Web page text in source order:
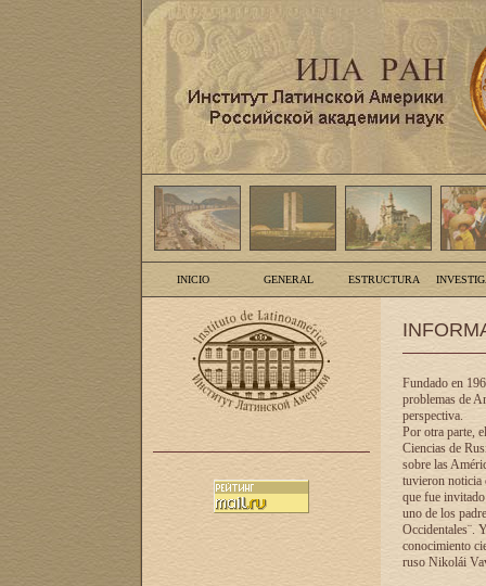
INICIO GENERAL ESTRUCTURA
Fundado en
problemas de
perspectiva.
Por otra parte,
Ciencias de
sobre las
tuvieron noticia
que fue
uno de los
Occidentales¨.
conocimiento
ruso Nikolái